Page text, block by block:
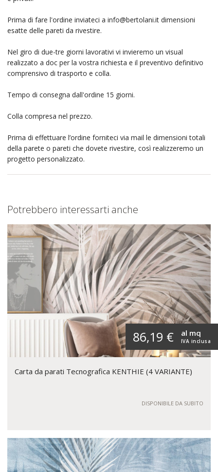
Prima di fare l'ordine inviateci a info@bertolani.it dimensioni
esatte delle pareti da rivestire.
Nel giro di due-tre giorni lavorativi vi invieremo un visual
realizzato a doc per la vostra richiesta e il preventivo definitivo
comprensivo di trasporto e colla.
Tempo di consegna dall'ordine 15 giorni.
Colla compresa nel prezzo.
Prima di effettuare l’ordine forniteci via mail le dimensioni totali
della parete o pareti che dovete rivestire, così realizzeremo un
progetto personalizzato.
Potrebbero interessarti anche
86,19 € IVA inclusa
al mq
Carta da parati Tecnografica KENTHIE (4 VARIANTE)
DISPONIBILE DA SUBITO